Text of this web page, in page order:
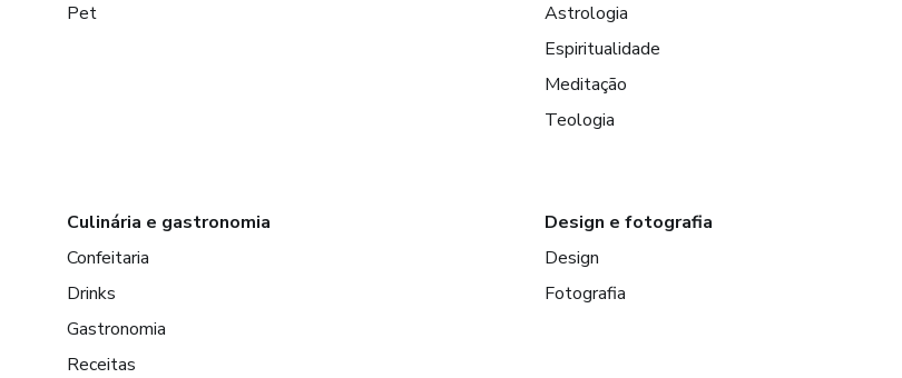
Pet
Astrologia
Espiritualidade
Meditação
Teologia
Culinária e gastronomia
Confeitaria
Drinks
Gastronomia
Receitas
Design e fotografia
Design
Fotografia